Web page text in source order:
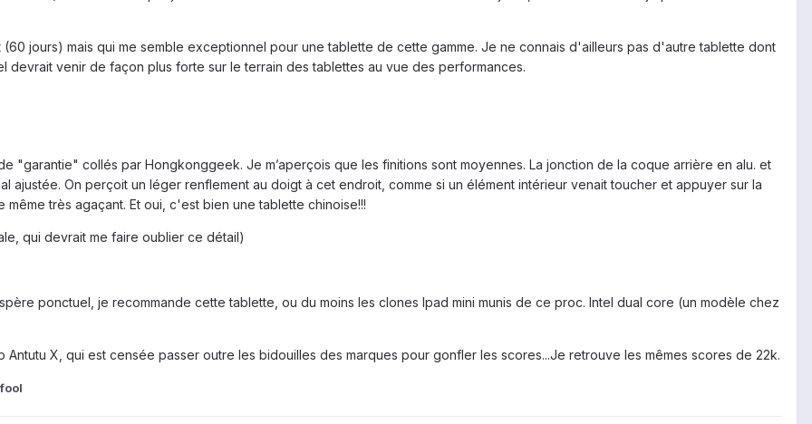
jours) mais qui me semble exceptionnel pour une tablette de cette gamme. Je ne connais d'ailleurs pas d'autre tablette dont
devrait venir de façon plus forte sur le terrain des tablettes au vue des performances.
"garantie" collés par Hongkonggeek. Je m’aperçois que les finitions sont moyennes. La jonction de la coque arrière en alu. et
ajustée. On perçoit un léger renflement au doigt à cet endroit, comme si un élément intérieur venait toucher et appuyer sur la
très agaçant. Et oui, c'est bien une tablette chinoise!!!
qui devrait me faire oublier ce détail)
ponctuel, je recommande cette tablette, ou du moins les clones Ipad mini munis de ce proc. Intel dual core (un modèle chez
Antutu X, qui est censée passer outre les bidouilles des marques pour gonfler les scores...Je retrouve les mêmes scores de 22k.